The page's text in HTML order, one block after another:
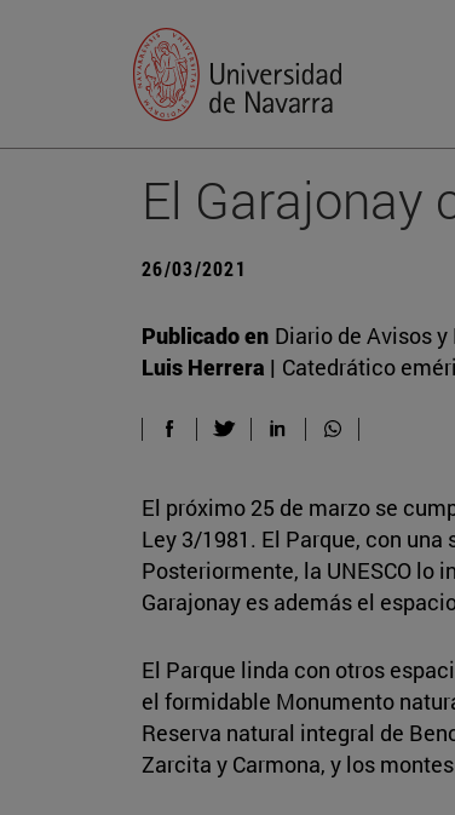
El Garajonay
26/03/2021
Publicado en Diario de Avisos
Luis Herrera | Catedrático
El próximo 25 de marzo se
Ley 3/1981. El Parque, con
Posteriormente, la UNESCO lo
Garajonay es además el
El Parque linda con otros
el formidable Monumento
Reserva natural integral de
Zarcita y Carmona, y los